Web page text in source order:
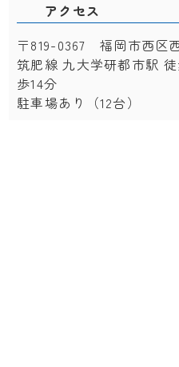
アクセス
〒819-0367 福岡市西区
筑肥線 九大学研都市駅
歩14分
駐車場あり（12台）